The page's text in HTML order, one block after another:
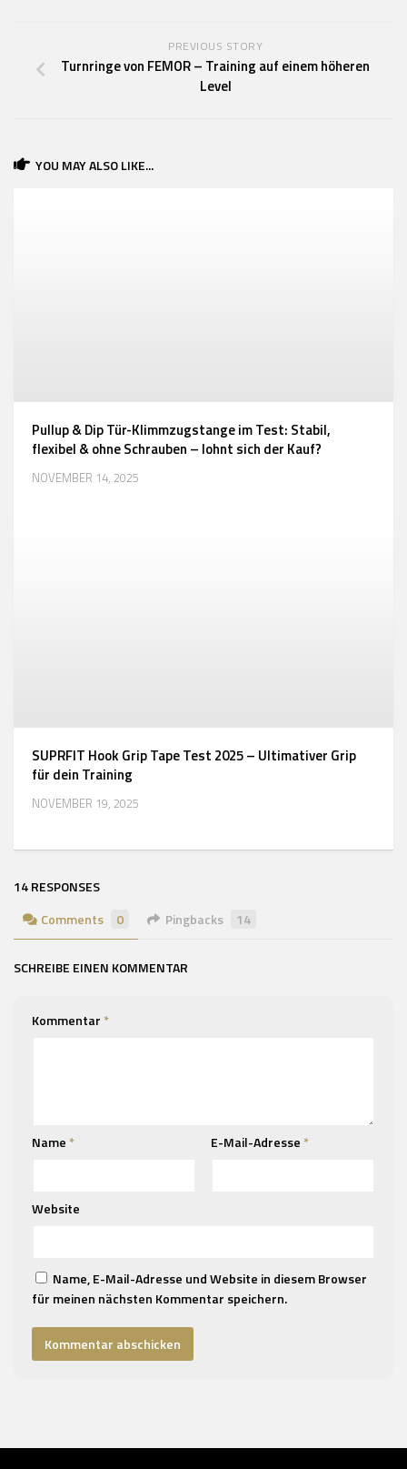
PREVIOUS STORY
Turnringe von FEMOR – Training auf einem höheren
Level
YOU MAY ALSO LIKE...
Pullup & Dip Tür-Klimmzugstange im Test: Stabil,
flexibel & ohne Schrauben – lohnt sich der Kauf?
NOVEMBER 14, 2025
SUPRFIT Hook Grip Tape Test 2025 – Ultimativer Grip
für dein Training
NOVEMBER 19, 2025
14 RESPONSES
Comments
0 Pingbacks 14
SCHREIBE EINEN KOMMENTAR
Kommentar *
Name * E-Mail-Adresse *
Website
Name, E-Mail-Adresse und Website in diesem Browser
für meinen nächsten Kommentar speichern.